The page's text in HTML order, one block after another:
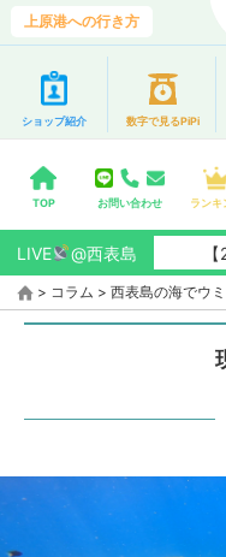
上原港への行き方
ショップ紹介 数字で見るPiPi
TOP お問い合わせ ランキ
LIVE @西表島 【2026/8
> コラム > 西表島の海でウ